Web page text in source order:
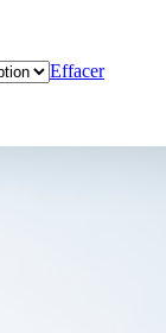
Effacer